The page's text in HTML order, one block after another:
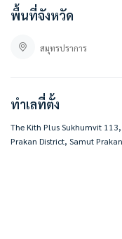
พื้นที่จังหวัด
สมุทรปราการ
ทำเลที่ตั้ง
The Kith Plus Sukhumvit
Prakan District, Samut